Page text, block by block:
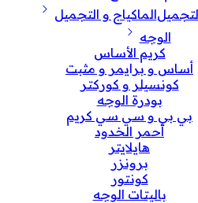
الماكياج و التجميل
الوجه
كريم الأساس
أساس و برايمر و مثبت
كونسيلر و كوركتر
بودرة الوجه
بي بي و سي سي كريم
أحمر الخدود
هايلايتر
برونزر
كونتور
باليتات الوجه